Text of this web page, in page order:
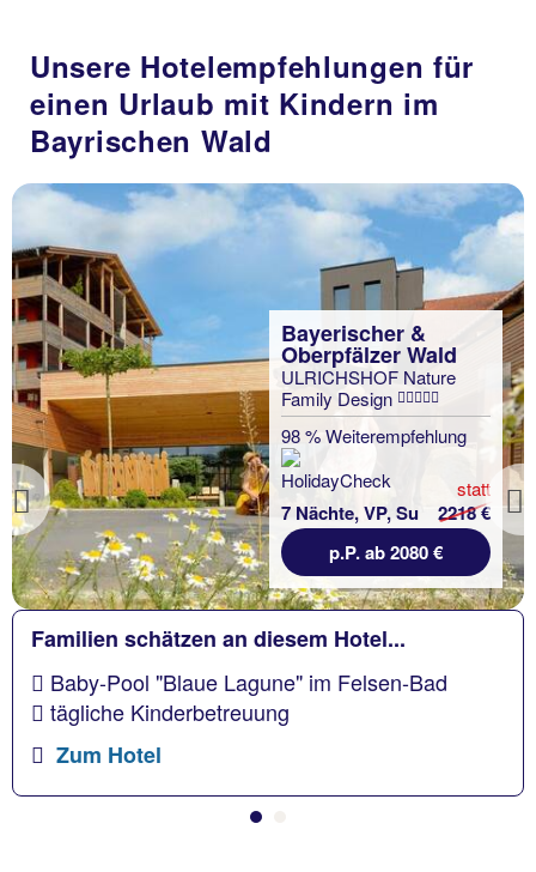
Unsere Hotelempfehlungen für
einen Urlaub mit Kindern im
Bayrischen Wald
Previous
Bayerischer &
Oberpfälzer Wald
ULRICHSHOF Nature
Family Design
98 % Weiterempfehlung
7 Nächte, VP, Su
statt
2218 €
p.P. ab 2080 €
Familien schätzen an diesem Hotel...
Baby-Pool "Blaue Lagune" im Felsen-Bad
tägliche Kinderbetreuung
Zum Hotel